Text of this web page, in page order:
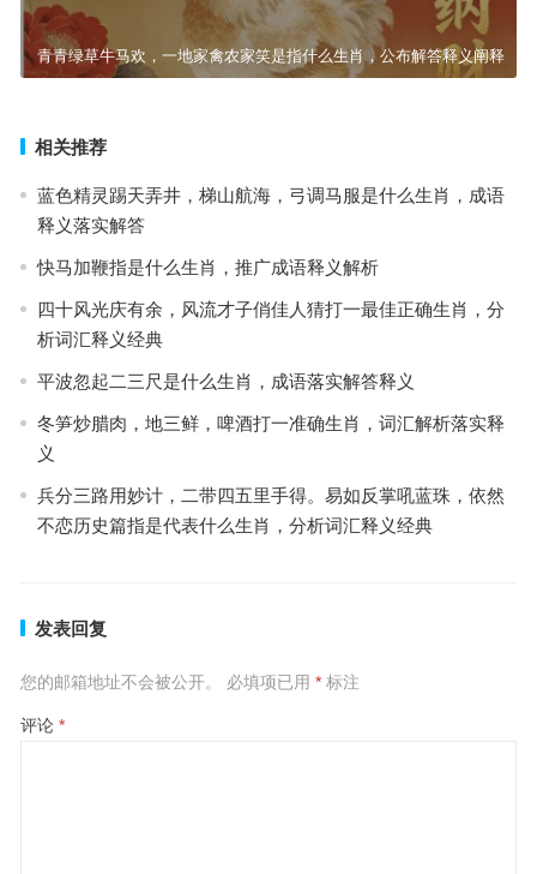
青青绿草牛马欢，一地家禽农家笑是指什么生肖，公布解答释义阐释
相关推荐
蓝色精灵踢天弄井，梯山航海，弓调马服是什么生肖，成语
释义落实解答
快马加鞭指是什么生肖，推广成语释义解析
四十风光庆有余，风流才子俏佳人猜打一最佳正确生肖，分
析词汇释义经典
平波忽起二三尺是什么生肖，成语落实解答释义
冬笋炒腊肉，地三鲜，啤酒打一准确生肖，词汇解析落实释
义
兵分三路用妙计，二带四五里手得。易如反掌吼蓝珠，依然
不恋历史篇指是代表什么生肖，分析词汇释义经典
发表回复
您的邮箱地址不会被公开。 必填项已用 *标注
评论 *